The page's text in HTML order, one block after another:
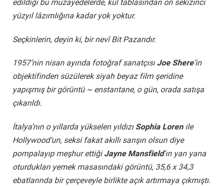
edildiği bu müzayedelerde, kül tablasından on sekizinci
yüzyıl lâzımlığına kadar yok yoktur.
Seçkinlerin, deyin ki, bir nevî Bit Pazarıdır.
1957’nin nisan ayında fotoğraf sanatçısı Joe Shere’in
objektifinden süzülerek siyah beyaz film şeridine
yapışmış bir görüntü ~ enstantane, o gün, orada satışa
çıkarıldı.
İtalya’nın o yıllarda yükselen yıldızı Sophia Lorenile
Hollywood’un, seksi fakat akıllı sarışın olsun diye
pompalayıp meşhur ettiğiJayne Mansfield’ın yan yana
oturdukları yemek masasındaki görüntü, 35,6 x 34,3
ebatlarında bir çerçeveyle birlikte açık artırmaya çıkmıştı.